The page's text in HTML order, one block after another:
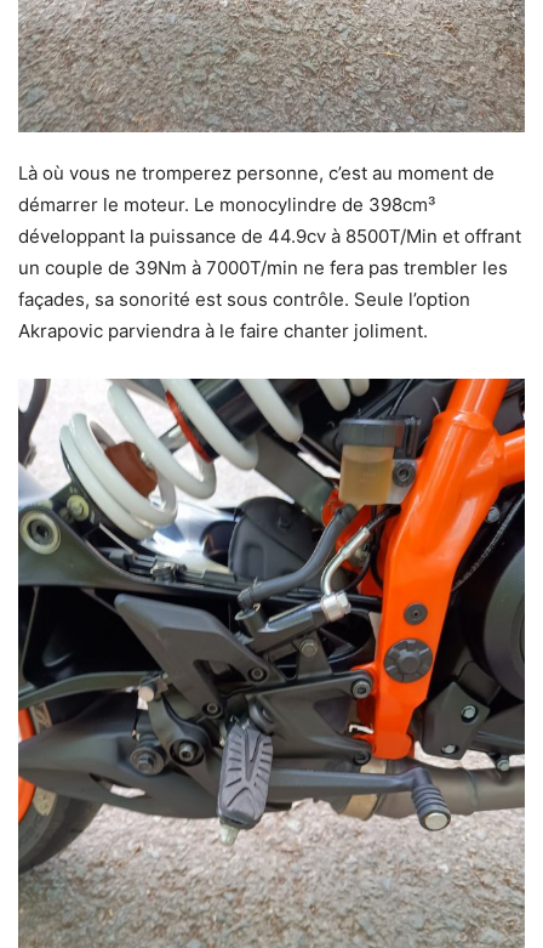
Là où vous ne tromperez personne, c’est au moment de
démarrer le moteur. Le monocylindre de 398cm³
développant la puissance de 44.9cv à 8500T/Min et offrant
un couple de 39Nm à 7000T/min ne fera pas trembler les
façades, sa sonorité est sous contrôle. Seule l’option
Akrapovic parviendra à le faire chanter joliment.